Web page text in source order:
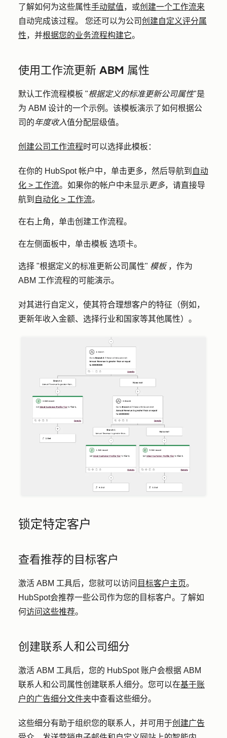
了解如何为这些属性手动赋值，或创建一个工作流来
自动完成该过程。 您还可以为公司创建自定义评分属
性，并根据您的业务流程构建它。
使用工作流更新 ABM 属性
默认工作流程模板 "根据定义的标准更新公司属性"是
为 ABM 设计的一个示例。该模板演示了如何根据公
司的年度收入值分配层级值。
创建公司工作流程时可以选择此模板：
在你的 HubSpot 帐户中，单击更多，然后导航到 自动
化 > 工作流。如果你的帐户中未显示 更多，请直接导
航到 自动化 > 工作流。
在右上角，单击创建工作流程。
在左侧面板中，单击模板 选项卡。
选择 "根据定义的标准更新公司属性" 模板 ，作为
ABM 工作流程的可能演示。
对其进行自定义，使其符合理想客户的特征（例如，
更新年收入金额、选择行业和国家等其他属性）。
锁定特定客户
查看推荐的目标客户
激活 ABM 工具后，您就可以访问 目标客户主页。
HubSpot会推荐一些公司作为您的目标客户。了解如
何访问这些推荐。
创建联系人和公司细分
激活 ABM 工具后，您的 HubSpot 账户会根据 ABM
联系人和公司属性创建联系人细分。您可以在基于账
户的广告细分文件夹中查看这些细分。
这些细分有助于组织您的联系人，并可用于创建广告